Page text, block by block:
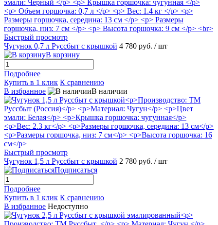
Быстрый просмотр
Чугунок 0,7 л Руссбыт с крышкой 4 780 руб. / шт
В корзину
Подробнее
Купить в 1 клик К сравнению
В избранное
В наличии
Быстрый просмотр
Чугунок 1,5 л Руссбыт с крышкой 2 780 руб. / шт
Подписаться
Подробнее
Купить в 1 клик К сравнению
В избранное Недоступно